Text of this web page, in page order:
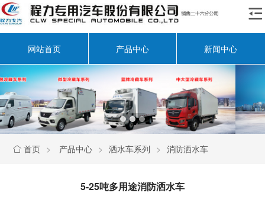

网站首页 产品中心 新闻中心
 首页 > 产品中心 > 洒水车系列 > 消防洒水车
5-25吨多用途消防洒水车